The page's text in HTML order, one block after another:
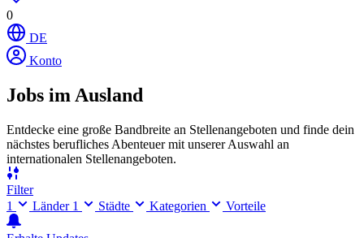
0
DE
Konto
Jobs im Ausland
Entdecke eine große Bandbreite an Stellenangeboten und finde dein
nächstes berufliches Abenteuer mit unserer Auswahl an
internationalen Stellenangeboten.
Filter
1
Länder 1 Städte Kategorien Vorteile